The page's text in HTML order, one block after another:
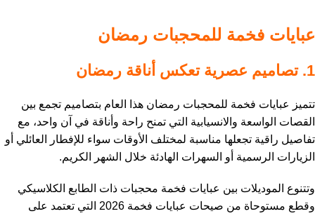
عبايات فخمة للمحجبات رمضان
1. تصاميم عصرية تعكس أناقة رمضان
تتميز عبايات فخمة للمحجبات رمضان هذا العام بتصاميم تجمع بين
القصات الواسعة والانسيابية التي تمنح راحة وأناقة في آن واحد، مع
تفاصيل راقية تجعلها مناسبة لمختلف الأوقات سواء للإفطار العائلي أو
الزيارات الرسمية أو السهرات الهادئة خلال الشهر الكريم.
وتتنوع الموديلات بين عبايات فخمة محجبات ذات الطابع الكلاسيكي
وقطع مستوحاة من صيحات عبايات فخمة 2026 التي تعتمد على